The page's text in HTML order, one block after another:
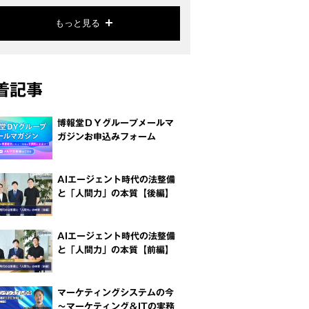
もっと見る
記事
博報堂ＤＹグループメールマ
ガジンお申込みフォーム
AIエージェント時代の法整備
と「人間力」の本質【後編】
AIエージェント時代の法整備
と「人間力」の本質【前編】
マーケティングシステムの今
～マーケティング＆ITの実務